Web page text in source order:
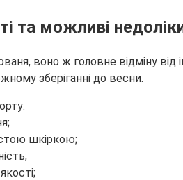
та можливі
воно ж головне відміну від
зберіганні до весни.
шкіркою;